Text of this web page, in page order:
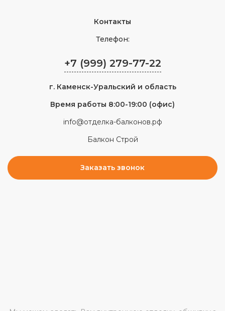
Контакты
Телефон:
+7 (999) 279-77-22
г. Каменск-Уральский и область
Время работы 8:00-19:00 (офис)
info@отделка-балконов.рф
Балкон Строй
Заказать звонок